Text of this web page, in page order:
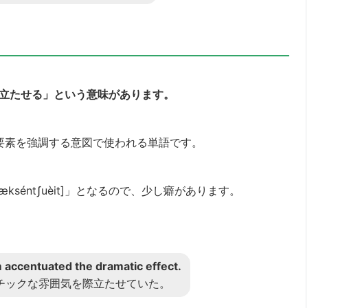
せる」という意味があります。
を強調する意図で使われる単語です。
」となるので、少し癖があります。
accentuated the dramatic effect.
クな雰囲気を際立たせていた。